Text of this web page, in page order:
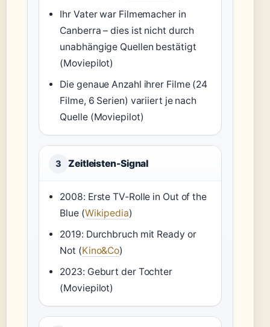
Ihr Vater war Filmemacher in
Canberra – dies ist nicht durch
unabhängige Quellen bestätigt
(Moviepilot)
Die genaue Anzahl ihrer Filme (24
Filme, 6 Serien) variiert je nach
Quelle (Moviepilot)
3 Zeitleisten-Signal
2008: Erste TV-Rolle in Out of the
Blue (Wikipedia)
2019: Durchbruch mit Ready or
Not (Kino&Co)
2023: Geburt der Tochter
(Moviepilot)